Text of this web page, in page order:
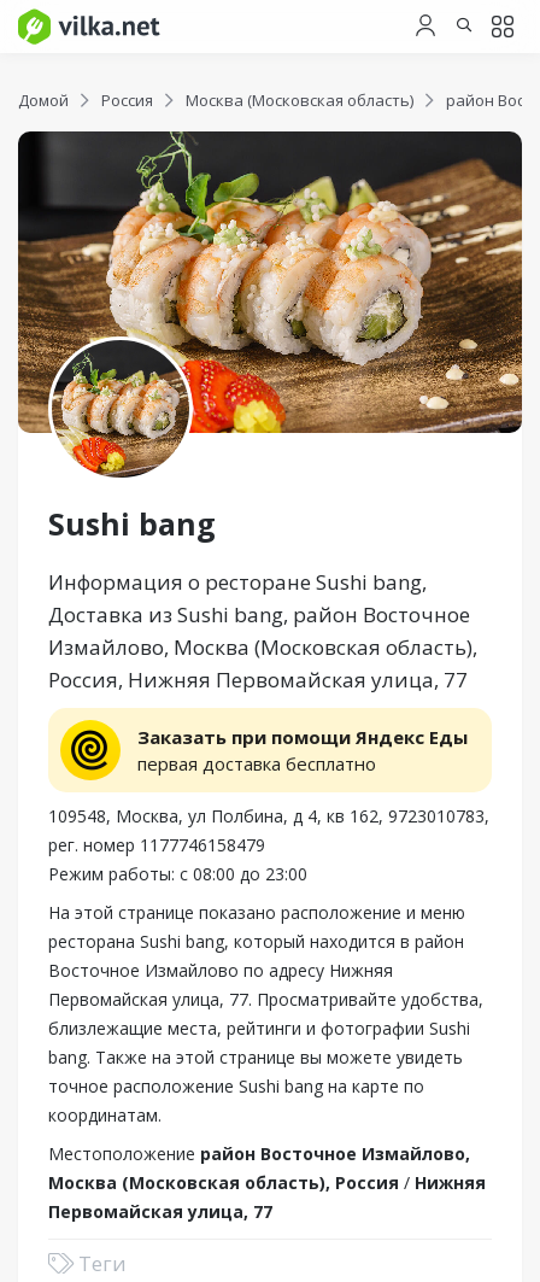
Домой Россия Москва (Московская область) район
Sushi bang
Информация о ресторане Sushi bang,
Доставка из Sushi bang, район Восточное
Измайлово, Москва (Московская область),
Россия, Нижняя Первомайская улица, 77
Заказать при помощи Яндекс Еды
первая доставка бесплатно
109548, Москва, ул Полбина, д 4, кв 162, 9723010783,
рег. номер 1177746158479
Режим работы: с 08:00 до 23:00
На этой странице показано расположение и меню
ресторана Sushi bang, который находится в район
Восточное Измайлово по адресу Нижняя
Первомайская улица, 77. Просматривайте удобства,
близлежащие места, рейтинги и фотографии Sushi
bang. Также на этой странице вы можете увидеть
точное расположение Sushi bang на карте по
координатам.
Местоположение район Восточное Измайлово,
Москва (Московская область), Россия / Нижняя
Первомайская улица, 77
Теги